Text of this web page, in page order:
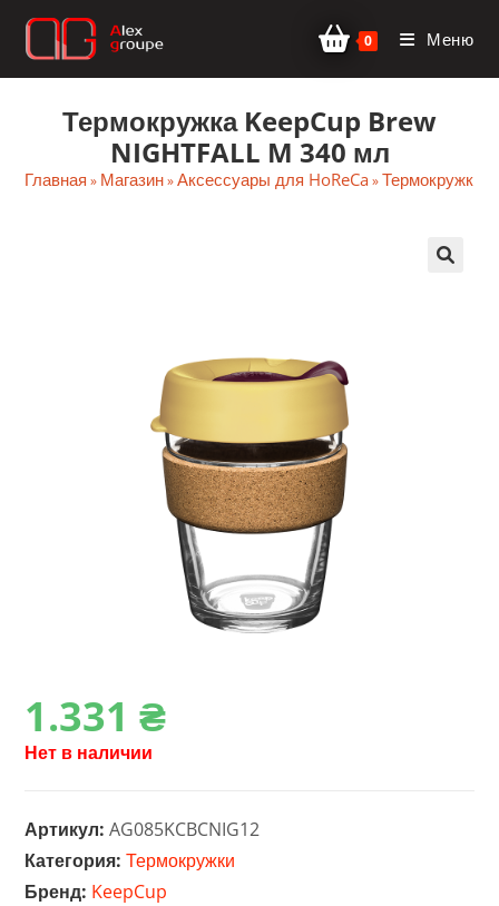
Перейти
0 Меню
Термокружка KeepCup Brew
NIGHTFALL M 340 мл
Главная » Магазин»Аксессуары для HoReCa»Термокружки
1.331₴
Нет в наличии
Артикул:AG085KCBCNIG12
Категория:Термокружки
Бренд: KeepCup